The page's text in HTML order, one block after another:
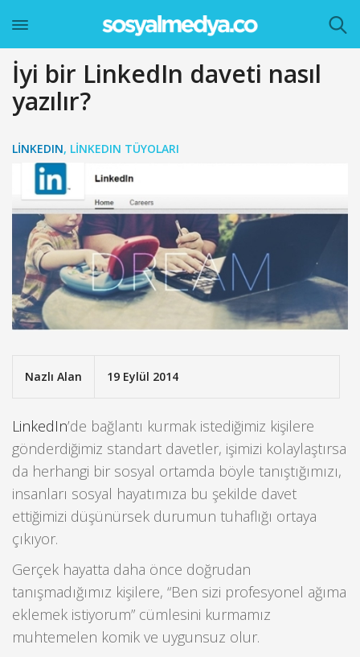
İyi bir LinkedIn daveti nasıl
yazılır?
LINKEDIN, LINKEDIN TÜYOLARI
Nazlı Alan 19 Eylül 2014
LinkedIn’de bağlantı kurmak istediğimiz kişilere
gönderdiğimiz standart davetler, işimizi kolaylaştırsa
da herhangi bir sosyal ortamda böyle tanıştığımızı,
insanları sosyal hayatımıza bu şekilde davet
ettiğimizi düşünürsek durumun tuhaflığı ortaya
çıkıyor.
Gerçek hayatta daha önce doğrudan
tanışmadığımız kişilere, “Ben sizi profesyonel ağıma
eklemek istiyorum” cümlesini kurmamız
muhtemelen komik ve uygunsuz olur.